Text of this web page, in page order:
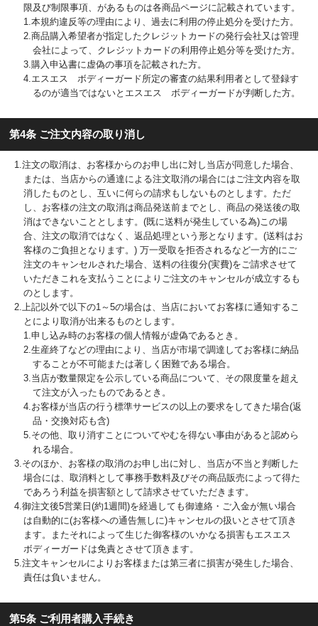
限及び制限事項、があるものは各商品ページに記載されています。
1.本規約違反等の理由により、過去に利用の停止処分を受けた方。
2.商品購入希望者が指定したクレジットカードの発行会社又は管理
会社によって、クレジットカードの利用停止処分等を受けた方。
3.購入申込書に虚偽の事項を記載された方。
4.エスエス ボディーガード所定の審査の結果利用者として登録す
るのが適当ではないとエスエス ボディーガードが判断した方。
第4条 ご注文内容の取り消し
1.注文の取消は、お客様からのお申し出に対し当店が同意した場合、
または、当店からの通達による注文取消の場合にはご注文内容を取
消したものとし、互いに何らの請求もしないものとします。ただ
し、お客様の注文の取消は商品発送前までとし、商品の発送後の取
消はできないこととします。(既に送料が発生している為)この場
合、注文の取消ではなく、返品処理という形となります。(送料はお
客様のご負担となります。) 万一受取を拒否されるなど一方的にご
注文のキャンセルされた場合、送料の往復分(実費)をご請求させて
いただきこれを支払うことによりご注文のキャンセルが成立するも
のとします。
2.上記以外で以下の1～5の場合は、当店においてお客様に通知するこ
とにより取消が出来るものとします。
1.申し込み時のお客様の個人情報が虚偽であるとき。
2.生産終了などの理由により、当店が市場で調達してお客様に納品
することが不可能または著しく困難である場合。
3.当店が数量限定を公示している商品について、その限度量を超え
て注文が入ったものであるとき。
4.お客様が当店の行う標準サービスの以上の要求をしてきた場合(返
品・交換対応も含)
5.その他、取り消すことについてやむを得ない事由があると認めら
れる場合。
3.そのほか、お客様の取消のお申し出に対し、当店が不当と判断した
場合には、取消料として事務手数料及びその商品販売によって得た
であろう利益を損害額として請求させていただきます。
4.御注文後5営業日(約1週間)を経過しても御連絡・ご入金が無い場合
は自動的に(お客様への通告無しに)キャンセルの扱いとさせて頂き
ます。またそれによって生じた御客様のいかなる損害もエスエス
ボディーガードは免責とさせて頂きます。
5.注文キャンセルによりお客様または第三者に損害が発生した場合、
責任は負いません。
第5条 ご利用者購入手続き